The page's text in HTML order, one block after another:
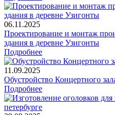
06.11.2025
Проектирование и монтаж
здания в деревне Узигонты
Подробнее
11.09.2025
Обустройство Концертного
Подробнее